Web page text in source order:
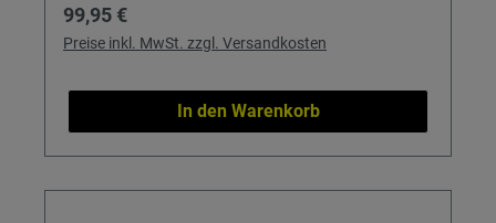
Regulärer Preis:
99,95 €
Preise inkl. MwSt. zzgl. Versandkosten
In den Warenkorb